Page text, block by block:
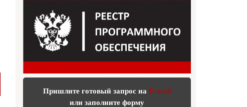
Пришлите готовый запрос на E-mail
или заполните форму